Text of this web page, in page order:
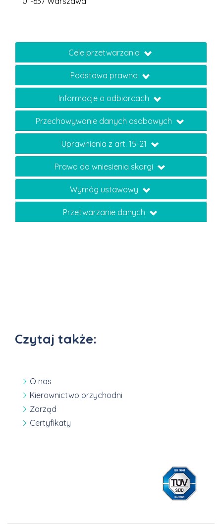
Cele przetwarzania
Podstawa prawna
Informacje o odbiorcach
Przechowywanie danych osobowych
Uprawnienia z art. 15-21
Prawo do wniesienia skargi
Wymóg ustawowy
Przetwarzanie danych
Czytaj także:
O nas
Kierownictwo przychodni
Zarząd
Certyfikaty